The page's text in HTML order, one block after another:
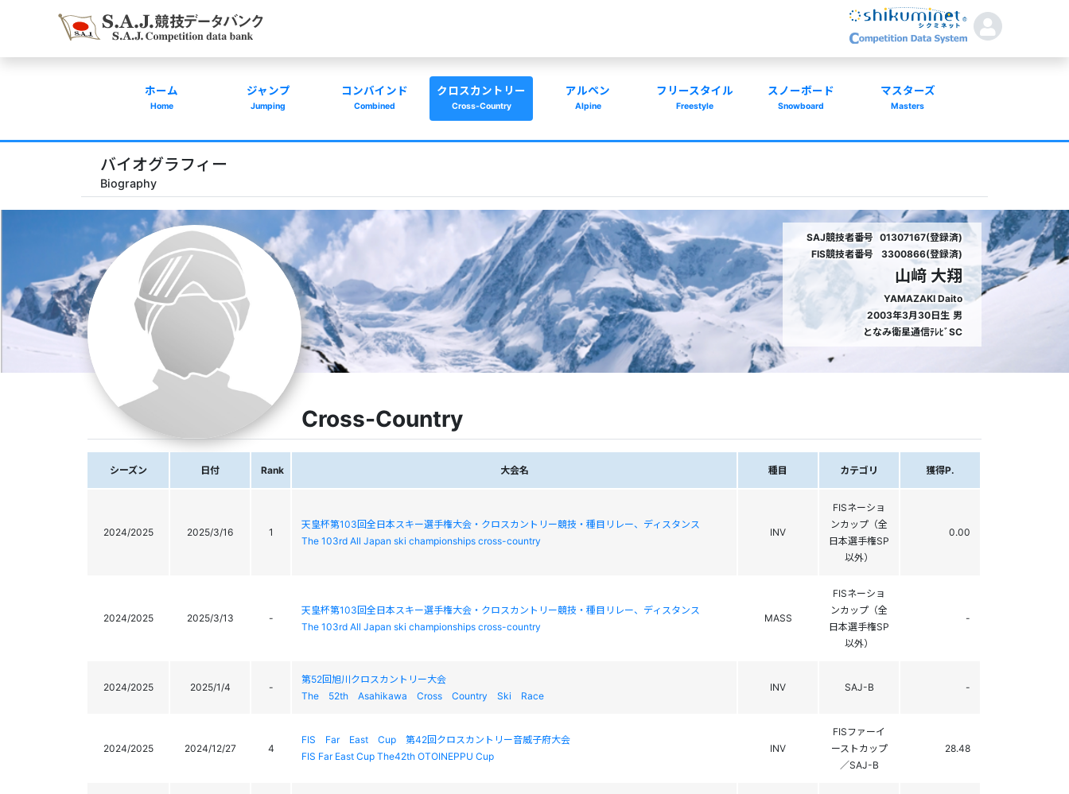
ホーム
Home
ジャンプ
Jumping
コンバインド
Combined
クロスカントリー
Cross-Country
アルペン
Alpine
フリースタイル
Freestyle
スノーボード
Snowboard
マスターズ
Masters
バイオグラフィー
Biography
SAJ競技者番号 01307167(登録済)
FIS競技者番号
3300866(登録済)
山﨑 大翔
YAMAZAKI Daito
2003年3月30日生 男
となみ衛星通信ﾃﾚﾋﾞSC
Cross-Country
シーズン 日付 Rank 大会名 種目 カテゴリ 獲得P.
2024/2025 2025/3/16 1
天皇杯第103回全日本スキー選手権大会・クロスカントリー競技・種目リレー、ディスタンス
The 103rd All Japan ski championships cross-country
INV
FISネーショ
ンカップ（全
日本選手権SP
以外）
0.00
2024/2025 2025/3/13 -
天皇杯第103回全日本スキー選手権大会・クロスカントリー競技・種目リレー、ディスタンス
The 103rd All Japan ski championships cross-country
MASS
FISネーショ
ンカップ（全
日本選手権SP
以外）
-
2024/2025 2025/1/4 -
第52回旭川クロスカントリー大会
The 52th Asahikawa Cross Country Ski Race
INV SAJ-B -
2024/2025 2024/12/27 4
FIS Far East Cup 第42回クロスカントリー音威子府大会
FIS Far East Cup The42th OTOINEPPU Cup
INV
FISファーイ
ーストカップ
／SAJ-B
28.48